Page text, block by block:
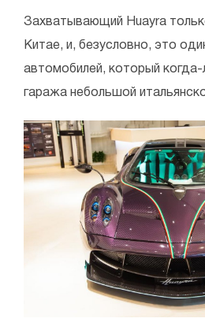
Захватывающий Huayra
Китае, и, безусловно, это
автомобилей, который
гаража небольшой